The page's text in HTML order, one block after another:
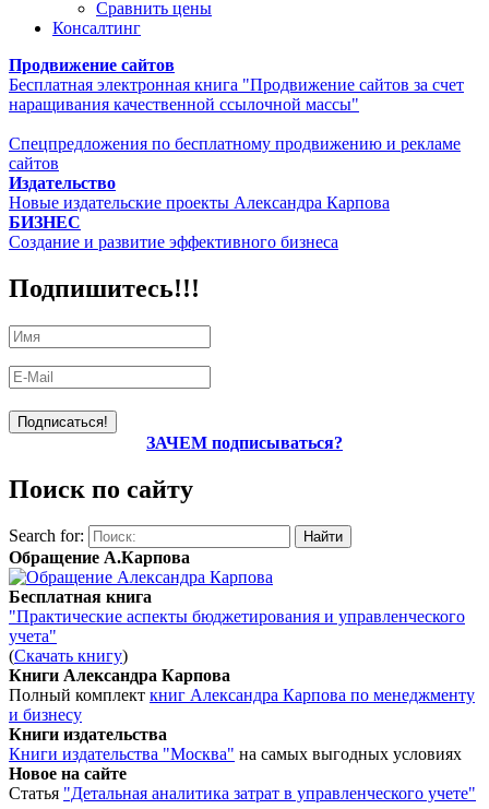
Сравнить цены
Консалтинг
Продвижение сайтов
Бесплатная электронная книга "Продвижение сайтов за счет
наращивания качественной ссылочной массы"
Спецпредложения по бесплатному продвижению и рекламе
сайтов
Издательство
Новые издательские проекты Александра Карпова
БИЗНЕС
Создание и развитие эффективного бизнеса
Подпишитесь!!!
ЗАЧЕМ подписываться?
Поиск по сайту
Search for:
Обращение А.Карпова
Бесплатная книга
"Практические аспекты бюджетирования и управленческого
учета"
(Скачать книгу)
Книги Александра Карпова
Полный комплект книг Александра Карпова по менеджменту
и бизнесу
Книги издательства
Книги издательства "Москва" на самых выгодных условиях
Новое на сайте
Статья "Детальная аналитика затрат в управленческого учете"